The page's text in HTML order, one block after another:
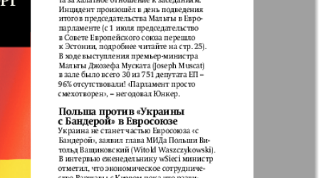
41
47
53
Англия
Аугсбург-сити
Будь здоров